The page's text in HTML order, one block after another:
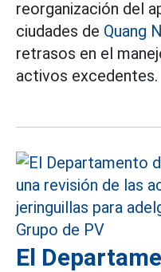
reorganización del
ciudades de Quang
retrasos en el
activos excedentes.
El